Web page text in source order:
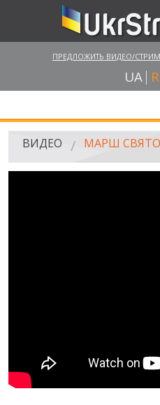
ПРЕДЛОЖИТЬ ВИДЕО/СТРИМ
UA
ГЛАВНАЯ
ПУБЛИЧНЫЕ ЛЮДИ
РОССИЙСКО-УКРАИНСКАЯ ВОЙНА
ВИДЕО